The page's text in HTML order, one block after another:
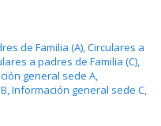
de Familia (A),Circulares a
a padres de Familia (C),
general sede A,
,Información general sede C,